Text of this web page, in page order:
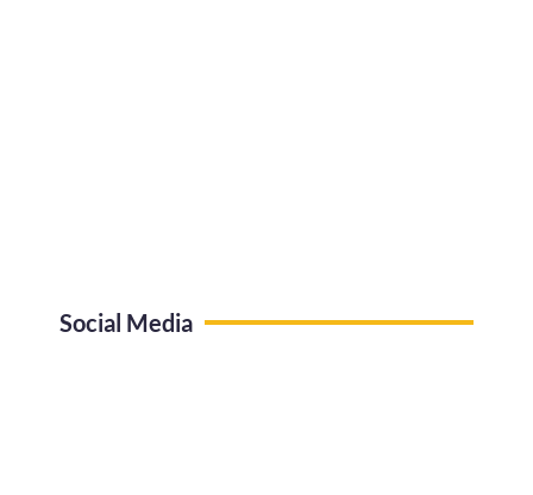
Social Media